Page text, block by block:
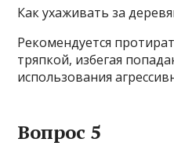
Как ухаживать за
Рекомендуется
тряпкой, избегая
использования
Вопрос 5